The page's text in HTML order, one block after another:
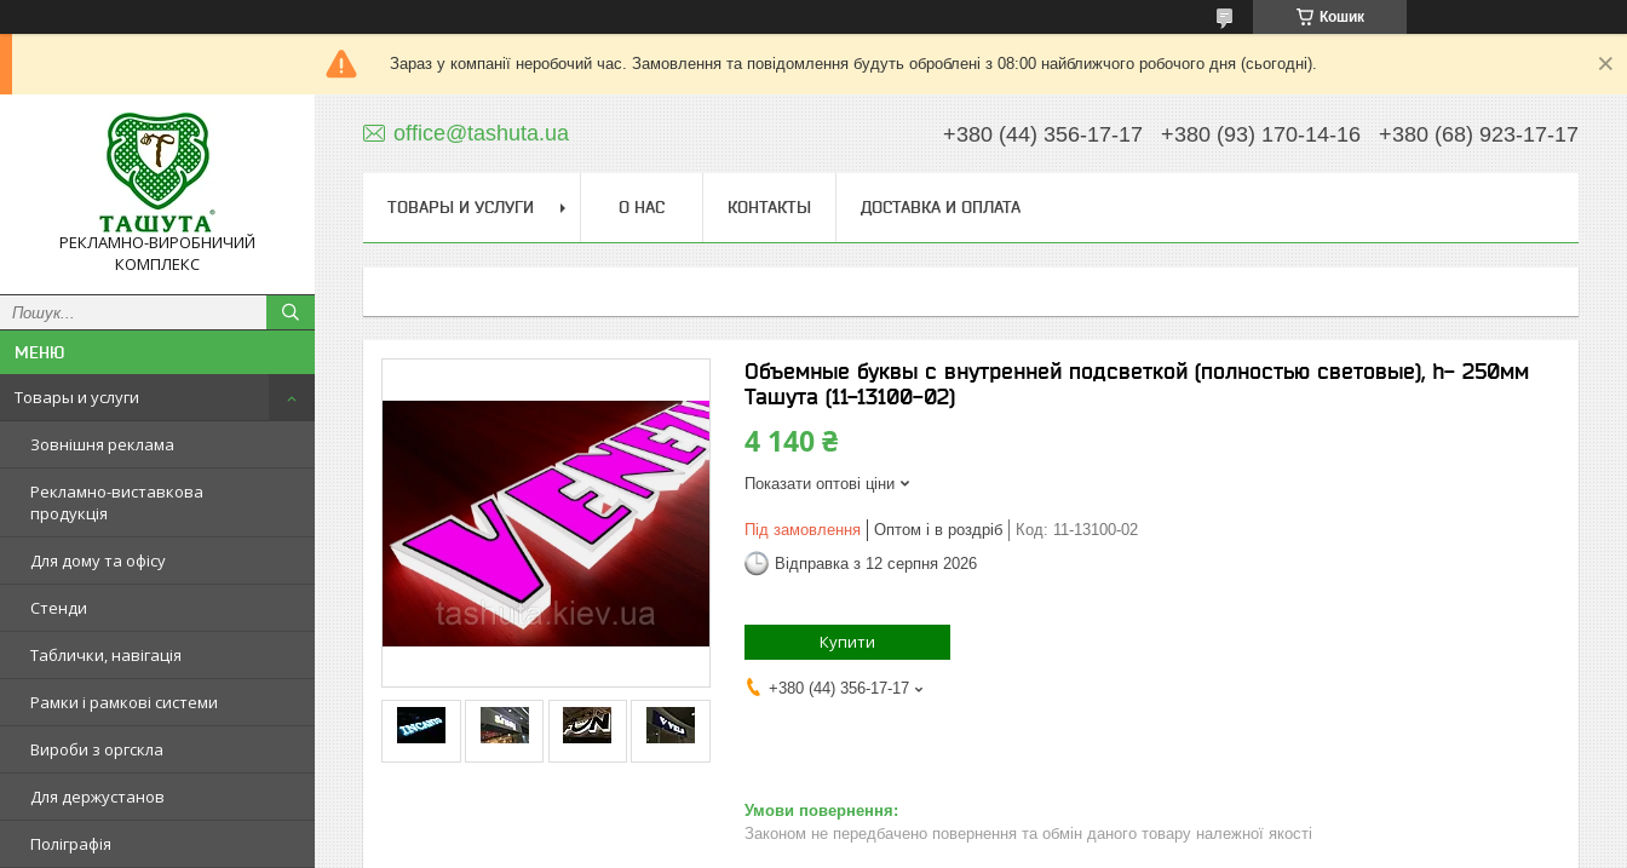
Кошик
Зараз у компанії неробочий час. Замовлення та повідомлення будуть оброблені з 08:00 найближчого робочого дня (сьогодні).
РЕКЛАМНО-ВИРОБНИЧИЙ
КОМПЛЕКС
Товары и услуги
Зовнішня реклама
Рекламно-виставкова
продукція
Для дому та офісу
Стенди
Таблички, навігація
Рамки і рамкові системи
Вироби з оргскла
Для держустанов
Поліграфія
office@tashuta.ua +380 (44) 356-17-17 +380 (93) 170-14-16 +380 (68) 923-17-17
ТОВАРЫ И УСЛУГИ О НАС КОНТАКТЫ ДОСТАВКА И ОПЛАТА
Объемные буквы с внутренней подсветкой (полностью световые), h- 250мм
Ташута (11-13100-02)
4 140 ₴
Показати оптові ціни
Під замовлення Оптом і в роздріб Код: 11-13100-02
Відправка з 12 серпня 2026
Купити
+380 (44) 356-17-17
Законом не передбачено повернення та обмін даного товару належної якості